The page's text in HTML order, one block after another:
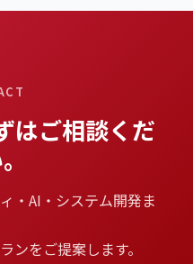
はご相談くだ
・AI・システム開発ま
ンをご提案します。